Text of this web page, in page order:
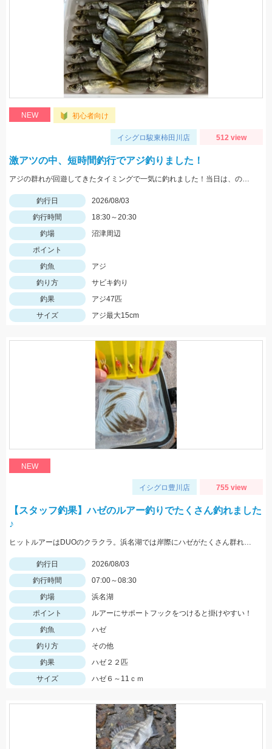
NEW 初心者向け
イシグロ駿東柿田川店 512 view
激アツの中、短時間釣行でアジ釣りました！
アジの群れが回遊してきたタイミングで一気に釣れました！当日は、のべ竿と豆アジマッチ・スピード餌つけ器仕掛・生アミエビなどを使用しました。
釣行日
2026/08/03
釣行時間
18:30～20:30
釣場
沼津周辺
ポイント
釣魚
アジ
釣り方
サビキ釣り
釣果
アジ47匹
サイズ
アジ最大15cm
NEW
イシグロ豊川店 755 view
【スタッフ釣果】ハゼのルアー釣りでたくさん釣れました
♪
ヒットルアーはDUOのクラクラ。浜名湖では岸際にハゼがたくさん群れているのが見えます。ハゼ用のルアーを底に当てながらゆっくり巻くだけ！ハゼがたくさんアタックしてきて面白いです。
釣行日
2026/08/03
釣行時間
07:00～08:30
釣場
浜名湖
ポイント
ルアーにサポートフックをつけると掛けやすい！
釣魚
ハゼ
釣り方
その他
釣果
ハゼ２２匹
サイズ
ハゼ６～11ｃｍ